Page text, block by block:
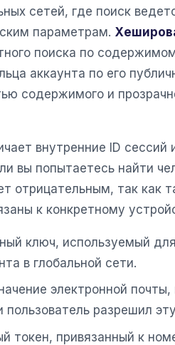
сетей, где поиск
параметрам.
поиска по
аккаунта по его
содержимого и
внутренние ID сессий
вы попытаетесь найти
отрицательным, так как
к конкретному
ключ, используемый
в глобальной сети.
электронной
пользователь разрешил
токен, привязанный к